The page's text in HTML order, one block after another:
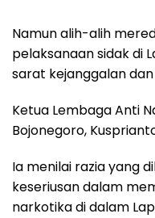
Namun alih-alih
pelaksanaan sidak di
sarat kejanggalan
Ketua Lembaga Anti
Bojonegoro,
Ia menilai razia yang
keseriusan dalam
narkotika di dalam